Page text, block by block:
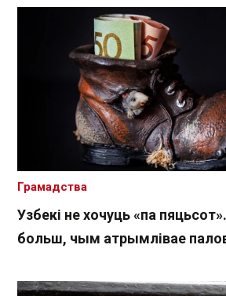
Узбекі не хочуць «па
больш, чым атрымлівае
Грамадства